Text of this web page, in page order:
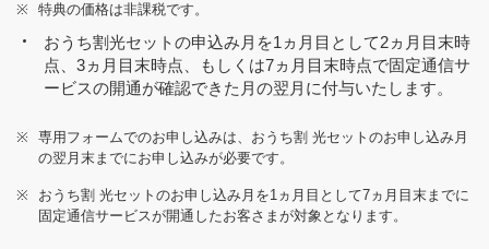
※ 特典の価格は非課税です。
おうち割光セットの申込み月を1ヵ月目として2ヵ月目末時
点、3ヵ月目末時点、もしくは7ヵ月目末時点で固定通信サ
ービスの開通が確認できた月の翌月に付与いたします。
※
専用フォームでのお申し込みは、おうち割 光セットのお申し込み月
の翌月末までにお申し込みが必要です。
※
おうち割 光セットのお申し込み月を1ヵ月目として7ヵ月目末までに
固定通信サービスが開通したお客さまが対象となります。